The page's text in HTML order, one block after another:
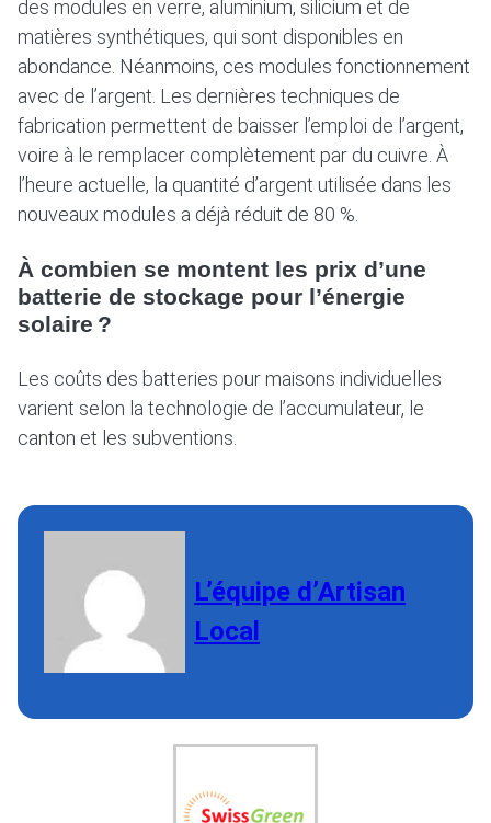
des modules en verre, aluminium, silicium et de
matières synthétiques, qui sont disponibles en
abondance. Néanmoins, ces modules fonctionnement
avec de l’argent. Les dernières techniques de
fabrication permettent de baisser l’emploi de l’argent,
voire à le remplacer complètement par du cuivre. À
l’heure actuelle, la quantité d’argent utilisée dans les
nouveaux modules a déjà réduit de 80 %.
À combien se montent les prix d’une
batterie de stockage pour l’énergie
solaire ?
Les coûts des batteries pour maisons individuelles
varient selon la technologie de l’accumulateur, le
canton et les subventions.
L’équipe d’Artisan
Local